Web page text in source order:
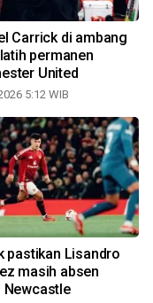
Carrick di ambang
permanen
United
5:12 WIB
pastikan Lisandro
masih absen
Newcastle